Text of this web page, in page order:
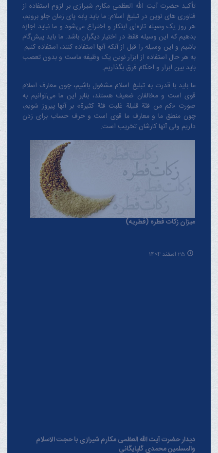
تأکید حضرت آیت الله العظمی مکارم شیرازی بر لزوم استفاده از
فناوری های نوین در تبلیغ اسلام: ما باید پابه پای زمان جلو برویم،
هر روز یک وسیله تازه‌ای ابتکار و اختراع می‌شود و ما نباید اجازه
بدهیم که این وسیله فقط در اختیار دیگران باشد. ما باید پیش‌گام
باشیم و این وسیله را قبل از آنکه آنها استفاده کنند، استفاده کنیم.
به هر حال استفاده از ابزار نوین یک وظیفه ماست و بدون تعصب
باید بین ابزار و احکام فرق بگذاریم.
ما باید با قدرت به تبلیغ اسلام مشغول باشیم، چون معارف اسلام
قوی است و مخالفان ضعیف هستند، بنابر این ما می‌توانیم به
صورت «کم من فئة قلیلة غلبت فئة کثیرة» بر آنها پیروز شویم،
چون منطق‌ ما و معارف ‌ما قوی است و حرف حساب برای زدن
داریم ولی آنها کارشان تخریب است.
میزان زکات فطره (فطریه)
25 اسفند 1404
08 مهر 1404